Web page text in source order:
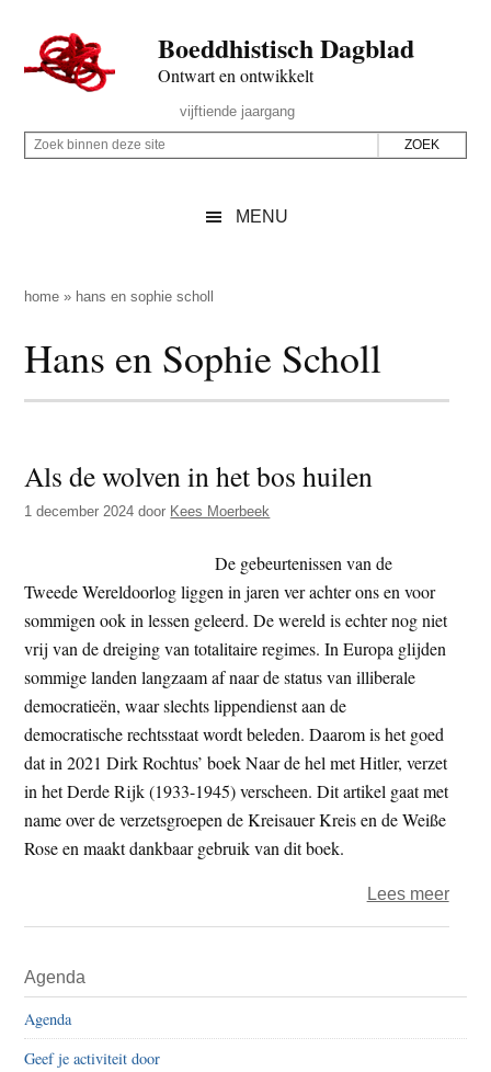
naar
de
inhoud
secondary
naar
de
sidebar
naar
de
Boeddhistisch Dagblad
Ontwart en ontwikkelt
Rechts
vijftiende jaargang
Z
p
e
z
i
t
Z
i
n
e
n
z
e
t
e
MENU
home » hans en sophie scholl
Hans en Sophie Scholl
Als de wolven in het bos huilen
1 december 2024 door Kees Moerbeek
De gebeurtenissen van de
Tweede Wereldoorlog liggen in jaren ver achter ons en voor
sommigen ook in lessen geleerd. De wereld is echter nog niet
vrij van de dreiging van totalitaire regimes. In Europa glijden
sommige landen langzaam af naar de status van illiberale
democratieën, waar slechts lippendienst aan de
democratische rechtsstaat wordt beleden. Daarom is het goed
dat in 2021 Dirk Rochtus’ boek Naar de hel met Hitler, verzet
in het Derde Rijk (1933-1945) verscheen. Dit artikel gaat met
name over de verzetsgroepen de Kreisauer Kreis en de Weiße
Rose en maakt dankbaar gebruik van dit boek.
Lees meerover
het
Sidebar
Agenda
Agenda
Geef je activiteit door